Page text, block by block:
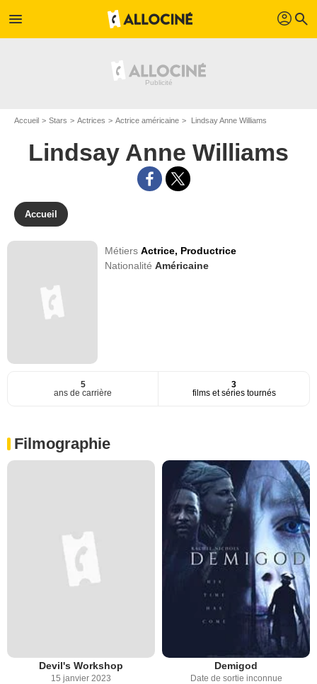
menu profil search
Accueil Stars Actrices Actrice américaine Lindsay Anne Williams
Lindsay Anne Williams
Accueil
MétiersActrice, Productrice
NationalitéAméricaine
5
ans de carrière
3
films et séries tournés
Filmographie
Devil's Workshop
15 janvier 2023
Demigod
Date de sortie inconnue